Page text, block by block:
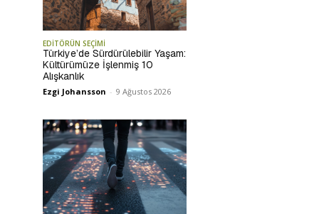
EDİTÖRÜN SEÇİMİ
Türkiye’de Sürdürülebilir Yaşam:
Kültürümüze İşlenmiş 10
Alışkanlık
Ezgi Johansson - 9 Ağustos 2026